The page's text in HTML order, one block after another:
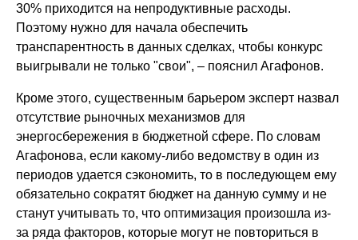
30% приходится на непродуктивные расходы.
Поэтому нужно для начала обеспечить
транспарентность в данных сделках, чтобы конкурс
выигрывали не только "свои", – пояснил Агафонов.
Кроме этого, существенным барьером эксперт назвал
отсутствие рыночных механизмов для
энергосбережения в бюджетной сфере. По словам
Агафонова, если какому-либо ведомству в один из
периодов удается сэкономить, то в последующем ему
обязательно сократят бюджет на данную сумму и не
станут учитывать то, что оптимизация произошла из-
за ряда факторов, которые могут не повториться в